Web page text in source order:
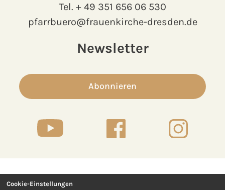
Tel. + 49 351 656 06 530
pfarrbuero@frauenkirche-dresden.de
Newsletter
Abonnieren
Kontakt
Cookie-Einstellungen